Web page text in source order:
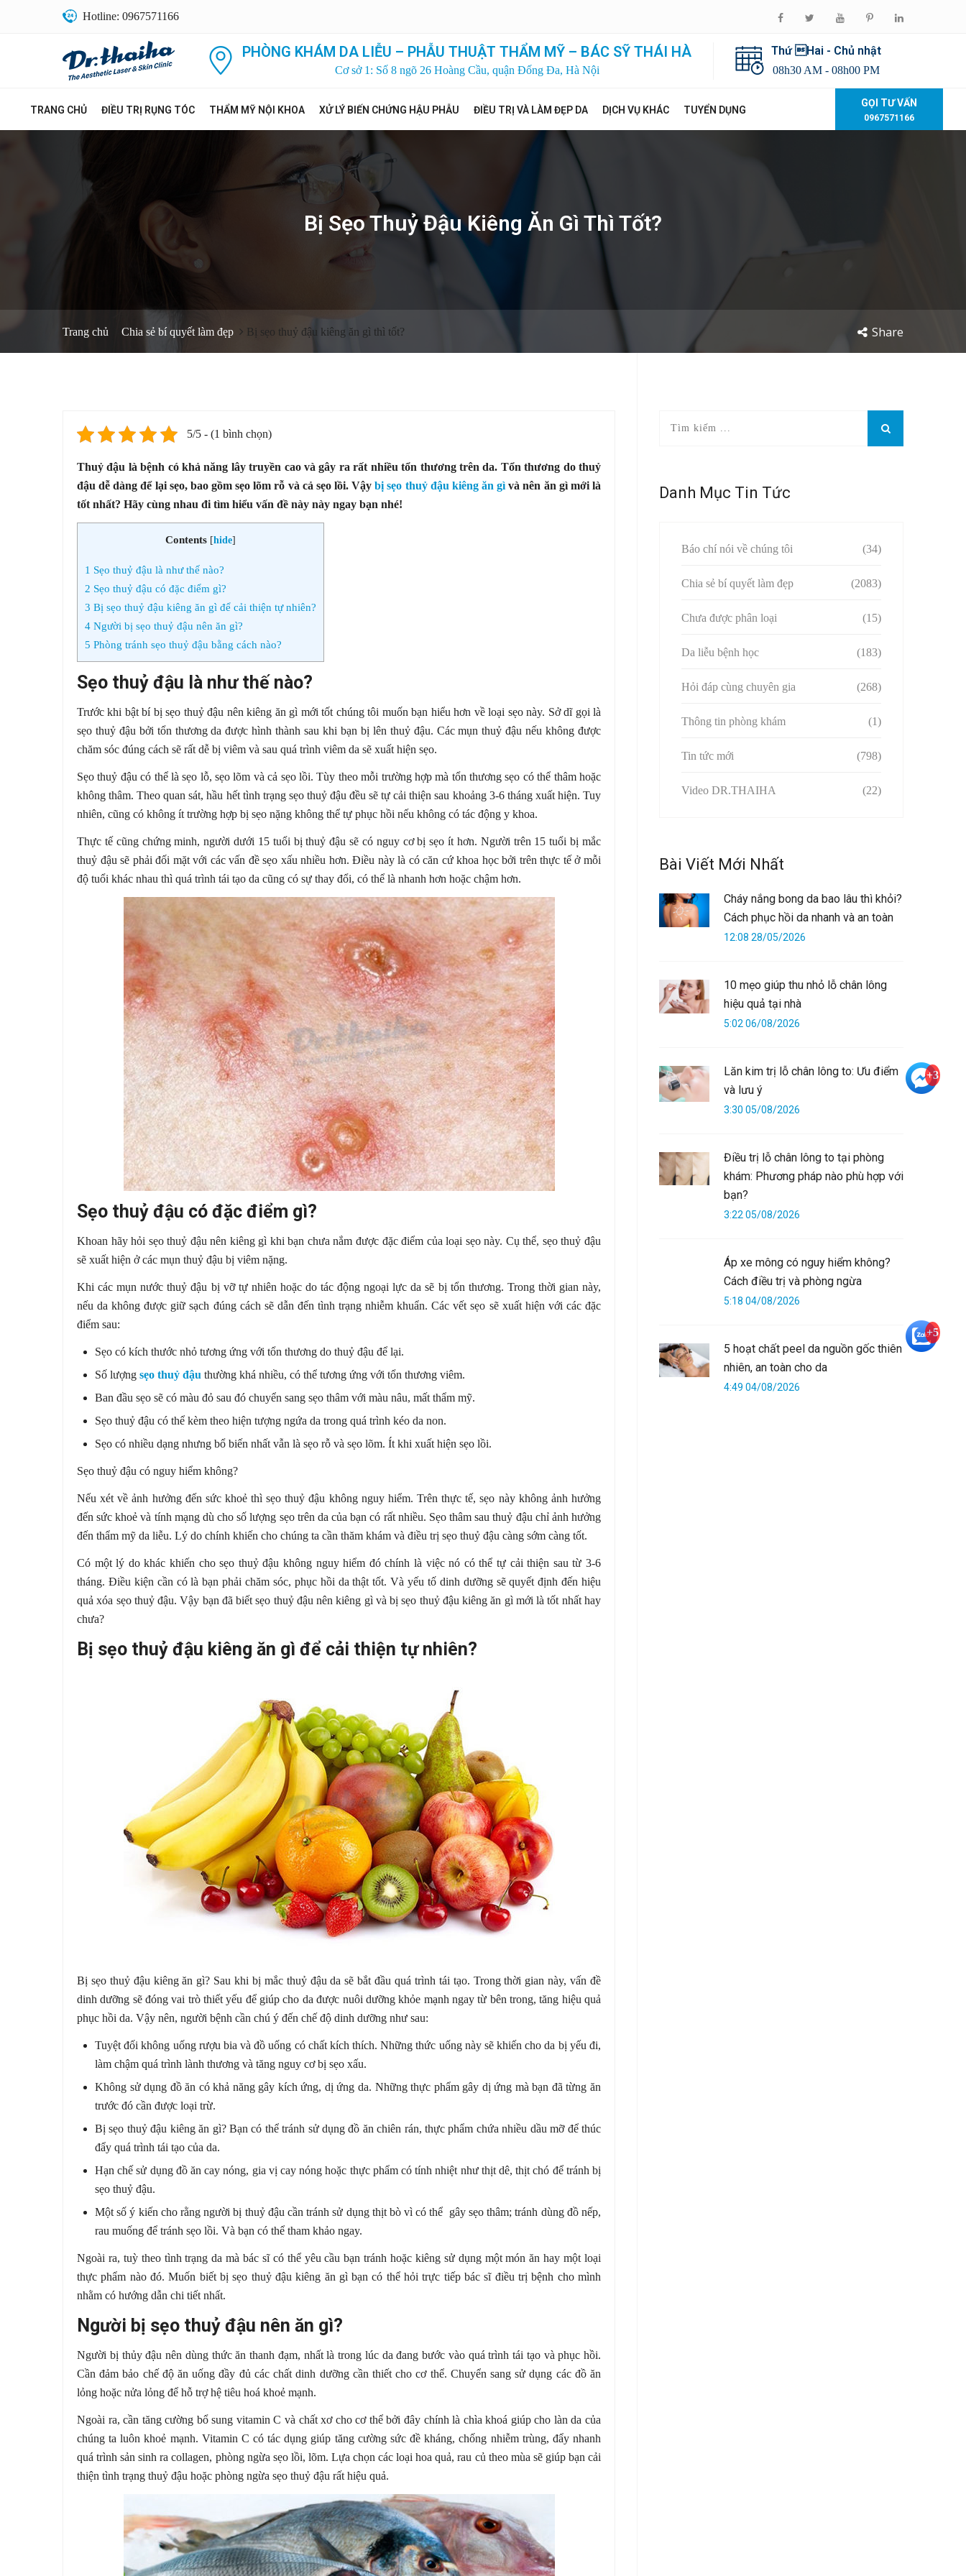
Hotline: 0967571166
PHÒNG KHÁM DA LIỄU – PHẪU THUẬT THẨM MỸ – BÁC SỸ THÁI HÀ
Cơ sở 1: Số 8 ngõ 26 Hoàng Cầu, quận Đống Đa, Hà Nội
Thứ Hai - Chủ nhật
08h30 AM - 08h00 PM
TRANG CHỦ ĐIỀU TRỊ RỤNG TÓC THẨM MỸ NỘI KHOA XỬ LÝ BIẾN CHỨNG HẬU PHẪU ĐIỀU TRỊ VÀ LÀM ĐẸP DA DỊCH VỤ KHÁC TUYỂN DỤNG
GỌI TƯ VẤN
0967571166
Bị Sẹo Thuỷ Đậu Kiêng Ăn Gì Thì Tốt?
Trang chủ Chia sẻ bí quyết làm đẹp Bị sẹo thuỷ đậu kiêng ăn gì thì tốt? Share
5/5 - (1 bình chọn)
Thuỷ đậu là bệnh có khả năng lây truyền cao và gây ra rất nhiều tổn thương trên da. Tổn thương do thuỷ
đậu dễ dàng để lại sẹo, bao gồm sẹo lõm rỗ và cả sẹo lồi. Vậybị sẹo thuỷ đậu kiêng ăn gì và nên ăn gì mới là
tốt nhất? Hãy cùng nhau đi tìm hiểu vấn đề này này ngay bạn nhé!
Contents [hide]
1 Sẹo thuỷ đậu là như thế nào?
2 Sẹo thuỷ đậu có đặc điểm gì?
3 Bị sẹo thuỷ đậu kiêng ăn gì để cải thiện tự nhiên?
4 Người bị sẹo thuỷ đậu nên ăn gì?
5 Phòng tránh sẹo thuỷ đậu bằng cách nào?
Sẹo thuỷ đậu là như thế nào?
Trước khi bật bí bị sẹo thuỷ đậu nên kiêng ăn gì mới tốt chúng tôi muốn bạn hiểu hơn về loại sẹo này. Sở dĩ gọi là
sẹo thuỷ đậu bởi tổn thương da được hình thành sau khi bạn bị lên thuỷ đậu. Các mụn thuỷ đậu nếu không được
chăm sóc đúng cách sẽ rất dễ bị viêm và sau quá trình viêm da sẽ xuất hiện sẹo.
Sẹo thuỷ đậu có thể là sẹo lỗ, sẹo lõm và cả sẹo lồi. Tùy theo mỗi trường hợp mà tổn thương sẹo có thể thâm hoặc
không thâm. Theo quan sát, hầu hết tình trạng sẹo thuỷ đậu đều sẽ tự cải thiện sau khoảng 3-6 tháng xuất hiện. Tuy
nhiên, cũng có không ít trường hợp bị sẹo nặng không thể tự phục hồi nếu không có tác động y khoa.
Thực tế cũng chứng minh, người dưới 15 tuổi bị thuỷ đậu sẽ có nguy cơ bị sẹo ít hơn. Người trên 15 tuổi bị mắc
thuỷ đậu sẽ phải đối mặt với các vấn đề sẹo xấu nhiều hơn. Điều này là có căn cứ khoa học bởi trên thực tế ở mỗi
độ tuổi khác nhau thì quá trình tái tạo da cũng có sự thay đổi, có thể là nhanh hơn hoặc chậm hơn.
Sẹo thuỷ đậu có đặc điểm gì?
Khoan hãy hỏi sẹo thuỷ đậu nên kiêng gì khi bạn chưa nắm được đặc điểm của loại sẹo này. Cụ thể, sẹo thuỷ đậu
sẽ xuất hiện ở các mụn thuỷ đậu bị viêm nặng.
Khi các mụn nước thuỷ đậu bị vỡ tự nhiên hoặc do tác động ngoại lực da sẽ bị tổn thương. Trong thời gian này,
nếu da không được giữ sạch đúng cách sẽ dẫn đến tình trạng nhiễm khuẩn. Các vết sẹo sẽ xuất hiện với các đặc
điểm sau:
Sẹo có kích thước nhỏ tương ứng với tổn thương do thuỷ đậu để lại.
Số lượng sẹo thuỷ đậu thường khá nhiều, có thể tương ứng với tổn thương viêm.
Ban đầu sẹo sẽ có màu đỏ sau đó chuyển sang sẹo thâm với màu nâu, mất thẩm mỹ.
Sẹo thuỷ đậu có thể kèm theo hiện tượng ngứa da trong quá trình kéo da non.
Sẹo có nhiều dạng nhưng bổ biến nhất vẫn là sẹo rỗ và sẹo lõm. Ít khi xuất hiện sẹo lồi.
Sẹo thuỷ đậu có nguy hiểm không?
Nếu xét về ảnh hưởng đến sức khoẻ thì sẹo thuỷ đậu không nguy hiểm. Trên thực tế, sẹo này không ảnh hưởng
đến sức khoẻ và tính mạng dù cho số lượng sẹo trên da của bạn có rất nhiều. Sẹo thâm sau thuỷ đậu chỉ ảnh hưởng
đến thẩm mỹ da liễu. Lý do chính khiến cho chúng ta cần thăm khám và điều trị sẹo thuỷ đậu càng sớm càng tốt.
Có một lý do khác khiến cho sẹo thuỷ đậu không nguy hiểm đó chính là việc nó có thể tự cải thiện sau từ 3-6
tháng. Điều kiện cần có là bạn phải chăm sóc, phục hồi da thật tốt. Và yếu tố dinh dưỡng sẽ quyết định đến hiệu
quả xóa sẹo thuỷ đậu. Vậy bạn đã biết sẹo thuỷ đậu nên kiêng gì và bị sẹo thuỷ đậu kiêng ăn gì mới là tốt nhất hay
chưa?
Bị sẹo thuỷ đậu kiêng ăn gì để cải thiện tự nhiên?
Bị sẹo thuỷ đậu kiêng ăn gì? Sau khi bị mắc thuỷ đậu da sẽ bắt đầu quá trình tái tạo. Trong thời gian này, vấn đề
dinh dưỡng sẽ đóng vai trò thiết yếu để giúp cho da được nuôi dưỡng khỏe mạnh ngay từ bên trong, tăng hiệu quả
phục hồi da. Vậy nên, người bệnh cần chú ý đến chế độ dinh dưỡng như sau:
Tuyệt đối không uống rượu bia và đồ uống có chất kích thích. Những thức uống này sẽ khiến cho da bị yếu đi,
làm chậm quá trình lành thương và tăng nguy cơ bị sẹo xấu.
Không sử dụng đồ ăn có khả năng gây kích ứng, dị ứng da. Những thực phẩm gây dị ứng mà bạn đã từng ăn
trước đó cần được loại trừ.
Bị sẹo thuỷ đậu kiêng ăn gì? Bạn có thể tránh sử dụng đồ ăn chiên rán, thực phẩm chứa nhiều dầu mỡ để thúc
đẩy quá trình tái tạo của da.
Hạn chế sử dụng đồ ăn cay nóng, gia vị cay nóng hoặc thực phẩm có tính nhiệt như thịt dê, thịt chó để tránh bị
sẹo thuỷ đậu.
Một số ý kiến cho rằng người bị thuỷ đậu cần tránh sử dụng thịt bò vì có thể gây sẹo thâm; tránh dùng đồ nếp,
rau muống để tránh sẹo lồi. Và bạn có thể tham khảo ngay.
Ngoài ra, tuỳ theo tình trạng da mà bác sĩ có thể yêu cầu bạn tránh hoặc kiêng sử dụng một món ăn hay một loại
thực phẩm nào đó. Muốn biết bị sẹo thuỷ đậu kiêng ăn gì bạn có thể hỏi trực tiếp bác sĩ điều trị bệnh cho mình
nhằm có hướng dẫn chi tiết nhất.
Người bị sẹo thuỷ đậu nên ăn gì?
Người bị thủy đậu nên dùng thức ăn thanh đạm, nhất là trong lúc da đang bước vào quá trình tái tạo và phục hồi.
Cần đảm bảo chế độ ăn uống đầy đủ các chất dinh dưỡng cần thiết cho cơ thể. Chuyển sang sử dụng các đồ ăn
lỏng hoặc nửa lỏng để hỗ trợ hệ tiêu hoá khoẻ mạnh.
Ngoài ra, cần tăng cường bổ sung vitamin C và chất xơ cho cơ thể bởi đây chính là chìa khoá giúp cho làn da của
chúng ta luôn khoẻ mạnh. Vitamin C có tác dụng giúp tăng cường sức đề kháng, chống nhiễm trùng, đẩy nhanh
quá trình sản sinh ra collagen, phòng ngừa sẹo lồi, lõm. Lựa chọn các loại hoa quả, rau củ theo mùa sẽ giúp bạn cải
thiện tình trạng thuỷ đậu hoặc phòng ngừa sẹo thuỷ đậu rất hiệu quả.
Danh Mục Tin Tức
Báo chí nói về chúng tôi (34)
Chia sẻ bí quyết làm đẹp (2083)
Chưa được phân loại (15)
Da liễu bệnh học (183)
Hỏi đáp cùng chuyên gia (268)
Thông tin phòng khám (1)
Tin tức mới (798)
Video DR.THAIHA (22)
Bài Viết Mới Nhất
Cháy nắng bong da bao lâu thì khỏi?
Cách phục hồi da nhanh và an toàn
12:08 28/05/2026
10 mẹo giúp thu nhỏ lỗ chân lông
hiệu quả tại nhà
5:02 06/08/2026
Lăn kim trị lỗ chân lông to: Ưu điểm
và lưu ý
3:30 05/08/2026
Điều trị lỗ chân lông to tại phòng
khám: Phương pháp nào phù hợp với
bạn?
3:22 05/08/2026
Áp xe mông có nguy hiểm không?
Cách điều trị và phòng ngừa
5:18 04/08/2026
5 hoạt chất peel da nguồn gốc thiên
nhiên, an toàn cho da
4:49 04/08/2026
+3
+5